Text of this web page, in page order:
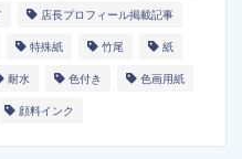
店長プロフィール掲載記事
特殊紙 竹尾 紙
耐水 色付き 色画用紙
顔料インク